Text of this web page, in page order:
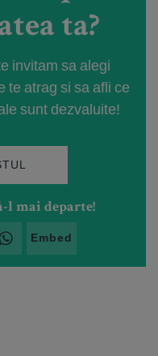
ta?
invitam sa alegi
te atrag si sa afli ce
sunt dezvaluite!
l mai departe!
Embed